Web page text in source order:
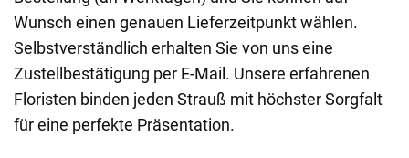
Wunsch einen genauen Lieferzeitpunkt wählen.
Selbstverständlich erhalten Sie von uns eine
Zustellbestätigung per E-Mail. Unsere erfahrenen
Floristen binden jeden Strauß mit höchster Sorgfalt
für eine perfekte Präsentation.